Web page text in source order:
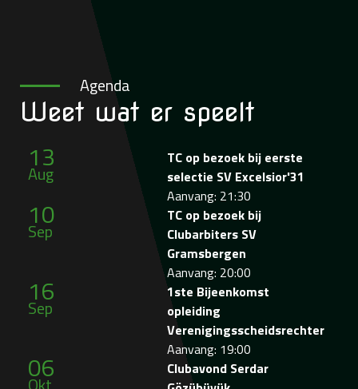
Agenda
Weet wat er speelt
13
Aug
TC op bezoek bij eerste
selectie SV Excelsior'31
Aanvang: 21:30
10
Sep
TC op bezoek bij
Clubarbiters SV
Gramsbergen
Aanvang: 20:00
16
Sep
1ste Bijeenkomst
opleiding
Verenigingsscheidsrechter
Aanvang: 19:00
06
Clubavond Serdar